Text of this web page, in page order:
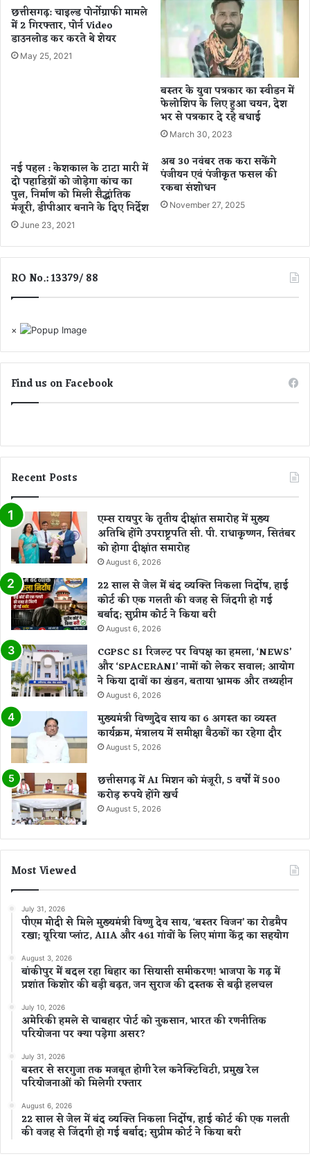
ज
नी
ति
में
अ
स्मि
ता
के
मु
न
ई
र्टी
न
की
प
ह
ल
बे
टि
यों
ने
दि
ई
व
ण
की
श
छत्तीसगढ़: चाइल्ड पोर्नोग्राफी मामले
में 2 गिरफ्तार, पोर्न Video
डाउनलोड कर करते थे शेयर
May 25, 2021
बस्तर के युवा पत्रकार का स्वीडन में
फेलोशिप के लिए हुआ चयन, देश
भर से पत्रकार दे रहे बधाई
March 30, 2023
नई पहल : केशकाल के टाटा मारी में
दो पहाडिय़ों को जोड़ेगा कांच का
पुल, निर्माण को मिली सैद्धांतिक
मंजूरी, डीपीआर बनाने के दिए निर्देश
June 23, 2021
अब 30 नवंबर तक करा सकेंगे
पंजीयन एवं पंजीकृत फसल की
रकबा संशोधन
November 27, 2025
RO No.: 13379/ 88
×
Find us on Facebook
Recent Posts
एम्स रायपुर के तृतीय दीक्षांत समारोह में मुख्य
अतिथि होंगे उपराष्ट्रपति सी. पी. राधाकृष्णन, सितंबर
को होगा दीक्षांत समारोह
August 6, 2026
22 साल से जेल में बंद व्यक्ति निकला निर्दोष, हाई
कोर्ट की एक गलती की वजह से जिंदगी हो गई
बर्बाद; सुप्रीम कोर्ट ने किया बरी
August 6, 2026
CGPSC SI रिजल्ट पर विपक्ष का हमला, ‘NEWS’
और ‘SPACERANI’ नामों को लेकर सवाल; आयोग
ने किया दावों का खंडन, बताया भ्रामक और तथ्यहीन
August 6, 2026
मुख्यमंत्री विष्णुदेव साय का 6 अगस्त का व्यस्त
कार्यक्रम, मंत्रालय में समीक्षा बैठकों का रहेगा दौर
August 5, 2026
छत्तीसगढ़ में AI मिशन को मंजूरी, 5 वर्षों में 500
करोड़ रुपये होंगे खर्च
August 5, 2026
Most Viewed
July 31, 2026
पीएम मोदी से मिले मुख्यमंत्री विष्णु देव साय, ‘बस्तर विजन’ का रोडमैप
रखा; यूरिया प्लांट, AIIA और 461 गांवों के लिए मांगा केंद्र का सहयोग
August 3, 2026
बांकीपुर में बदल रहा बिहार का सियासी समीकरण! भाजपा के गढ़ में
प्रशांत किशोर की बड़ी बढ़त, जन सुराज की दस्तक से बढ़ी हलचल
July 10, 2026
अमेरिकी हमले से चाबहार पोर्ट को नुकसान, भारत की रणनीतिक
परियोजना पर क्या पड़ेगा असर?
July 31, 2026
बस्तर से सरगुजा तक मजबूत होगी रेल कनेक्टिविटी, प्रमुख रेल
परियोजनाओं को मिलेगी रफ्तार
August 6, 2026
22 साल से जेल में बंद व्यक्ति निकला निर्दोष, हाई कोर्ट की एक गलती
की वजह से जिंदगी हो गई बर्बाद; सुप्रीम कोर्ट ने किया बरी